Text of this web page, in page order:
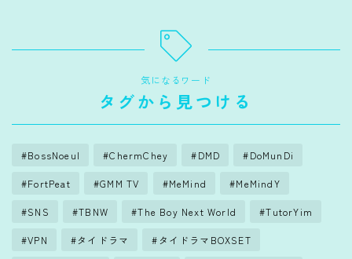
気になるワード
タグから見つける
BossNoeul ChermChey DMD DoMunDi
FortPeat GMM TV MeMind MeMindY
SNS TBNW The Boy Next World TutorYim
VPN タイドラマ タイドラマBOXSET